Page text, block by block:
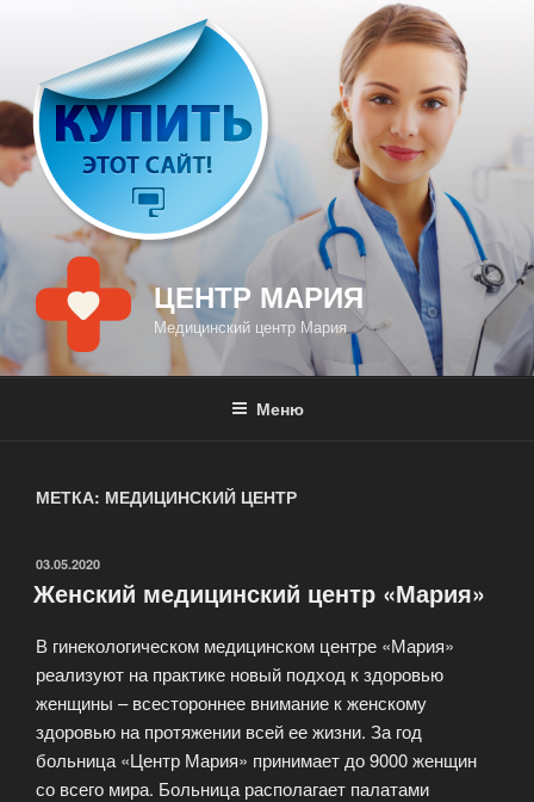
содержимому
ЦЕНТР МАРИЯ
Медицинский центр Мария
Меню
МЕТКА: МЕДИЦИНСКИЙ ЦЕНТР
ОПУБЛИКОВАНО
03.05.2020
Женский медицинский центр «Мария»
В гинекологическом медицинском центре «Мария»
реализуют на практике новый подход к здоровью
женщины – всестороннее внимание к женскому
здоровью на протяжении всей ее жизни. За год
больница «Центр Мария» принимает до 9000 женщин
со всего мира. Больница располагает палатами